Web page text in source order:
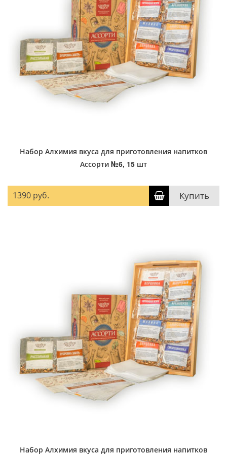
Набор Алхимия вкуса для приготовления напитков
Ассорти №6, 15 шт
1390 руб. Купить
Набор Алхимия вкуса для приготовления напитков